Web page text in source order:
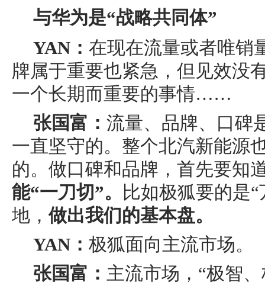
与华为是“战略共同体”
YAN： 在现在流量或者唯销
牌属于重要也紧急，但见效没
一个长期而重要的事情……
张国富： 流量、品牌、口碑
一直坚守的。整个北汽新能源
的。做口碑和品牌，首先要知
能“一刀切”。
比如极狐要的是
地，做出我们的基本盘。
YAN： 极狐面向主流市场。
张国富： 主流市场，“极智